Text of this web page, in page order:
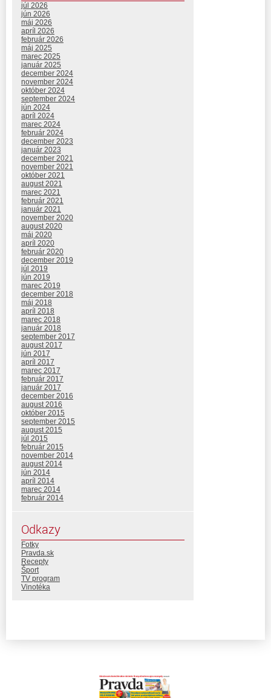
júl 2026
jún 2026
máj 2026
apríl 2026
február 2026
máj 2025
marec 2025
január 2025
december 2024
november 2024
október 2024
september 2024
jún 2024
apríl 2024
marec 2024
február 2024
december 2023
január 2023
december 2021
november 2021
október 2021
august 2021
marec 2021
február 2021
január 2021
november 2020
august 2020
máj 2020
apríl 2020
február 2020
december 2019
júl 2019
jún 2019
marec 2019
december 2018
máj 2018
apríl 2018
marec 2018
január 2018
september 2017
august 2017
jún 2017
apríl 2017
marec 2017
február 2017
január 2017
december 2016
august 2016
október 2015
september 2015
august 2015
júl 2015
február 2015
november 2014
august 2014
jún 2014
apríl 2014
marec 2014
február 2014
Odkazy
Fotky
Pravda.sk
Recepty
Šport
TV program
Vinotéka